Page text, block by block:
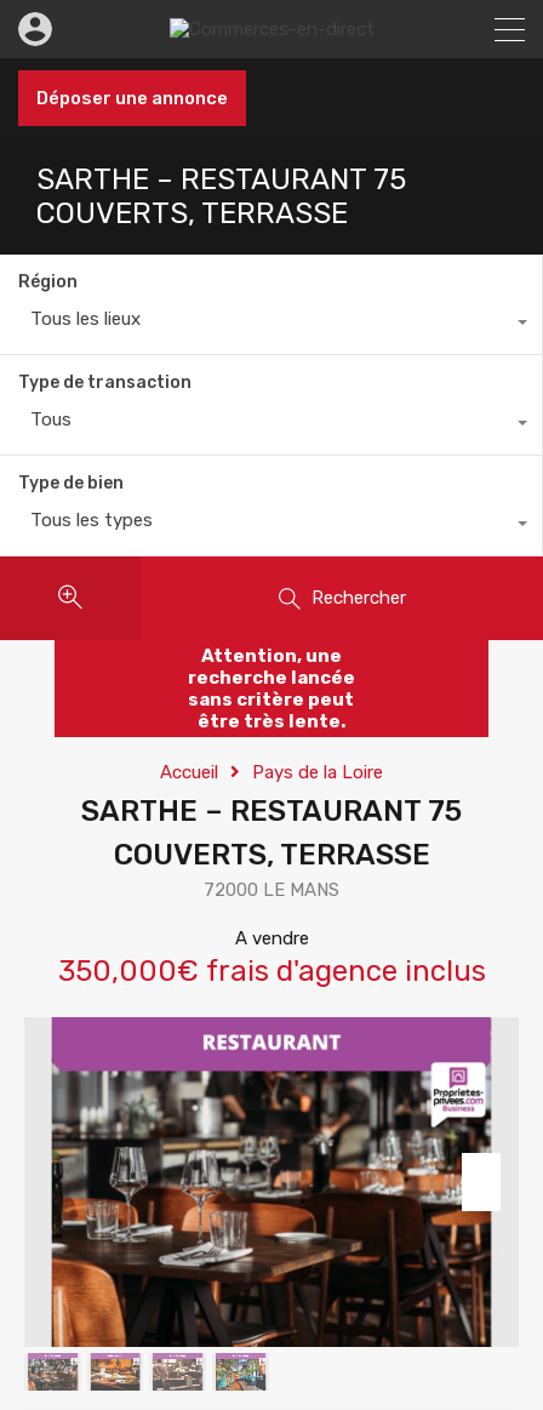
Déposer une annonce
SARTHE – RESTAURANT 75
COUVERTS, TERRASSE
Région
Tous les lieux
Type de transaction
Tous
Type de bien
Tous les types
Rechercher
Attention, une
recherche lancée
sans critère peut
être très lente.
Accueil Pays de la Loire
SARTHE – RESTAURANT 75
COUVERTS, TERRASSE
72000 LE MANS
A vendre
350,000€ frais d'agence inclus